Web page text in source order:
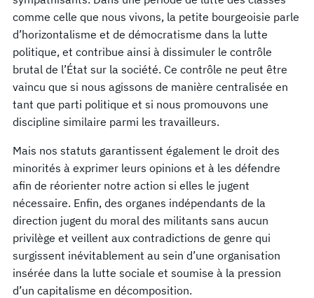
comme celle que nous vivons, la petite bourgeoisie parle
d’horizontalisme et de démocratisme dans la lutte
politique, et contribue ainsi à dissimuler le contrôle
brutal de l’État sur la société. Ce contrôle ne peut être
vaincu que si nous agissons de manière centralisée en
tant que parti politique et si nous promouvons une
discipline similaire parmi les travailleurs.
Mais nos statuts garantissent également le droit des
minorités à exprimer leurs opinions et à les défendre
afin de réorienter notre action si elles le jugent
nécessaire. Enfin, des organes indépendants de la
direction jugent du moral des militants sans aucun
privilège et veillent aux contradictions de genre qui
surgissent inévitablement au sein d’une organisation
insérée dans la lutte sociale et soumise à la pression
d’un capitalisme en décomposition.